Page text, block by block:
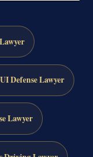
Defense Lawyer
Lawyer